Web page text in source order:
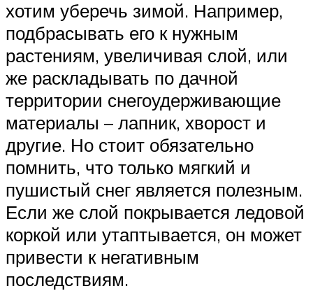
хотим уберечь зимой. Например,
подбрасывать его к нужным
растениям, увеличивая слой, или
же раскладывать по дачной
территории снегоудерживающие
материалы – лапник, хворост и
другие. Но стоит обязательно
помнить, что только мягкий и
пушистый снег является полезным.
Если же слой покрывается ледовой
коркой или утаптывается, он может
привести к негативным
последствиям.